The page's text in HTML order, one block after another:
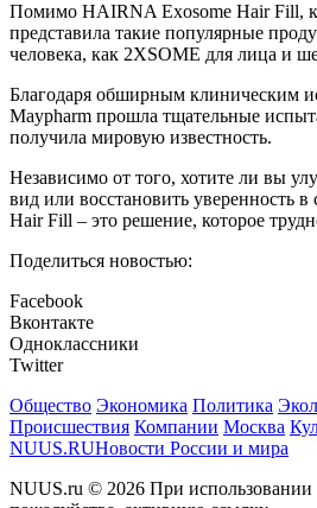
Помимо HAIRNA Exosome Hair Fill,
представила такие популярные
человека, как 2XSOME для лица и
Благодаря обширным клиническим
Maypharm прошла тщательные
получила мировую известность.
Независимо от того, хотите ли вы
вид или восстановить уверенность
Hair Fill – это решение, которое
Поделиться новостью:
Facebook
Вконтакте
Одноклассники
Twitter
Общество Экономика Политика
Происшествия Компании Москва
NUUS.RUНовости России и мира
NUUS.ru © 2026 При использовании